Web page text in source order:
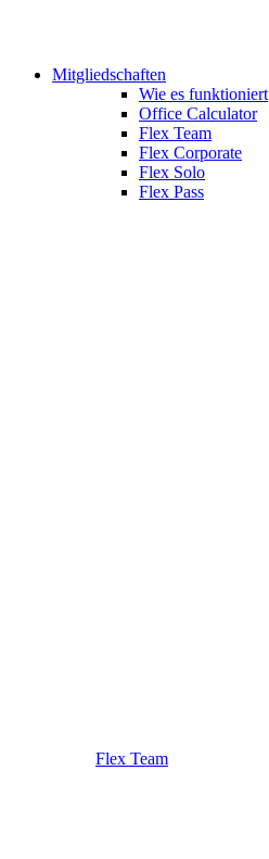
Mitgliedschaften
Wie es funktioniert
Office Calculator
Flex Team
Flex Corporate
Flex Solo
Flex Pass
Flex Team